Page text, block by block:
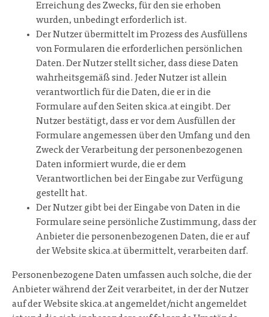
Erreichung des Zwecks, für den sie erhoben
wurden, unbedingt erforderlich ist.
Der Nutzer übermittelt im Prozess des Ausfüllens
von Formularen die erforderlichen persönlichen
Daten. Der Nutzer stellt sicher, dass diese Daten
wahrheitsgemäß sind. Jeder Nutzer ist allein
verantwortlich für die Daten, die er in die
Formulare auf den Seiten skica.at eingibt. Der
Nutzer bestätigt, dass er vor dem Ausfüllen der
Formulare angemessen über den Umfang und den
Zweck der Verarbeitung der personenbezogenen
Daten informiert wurde, die er dem
Verantwortlichen bei der Eingabe zur Verfügung
gestellt hat.
Der Nutzer gibt bei der Eingabe von Daten in die
Formulare seine persönliche Zustimmung, dass der
Anbieter die personenbezogenen Daten, die er auf
der Website skica.at übermittelt, verarbeiten darf.
Personenbezogene Daten umfassen auch solche, die der
Anbieter während der Zeit verarbeitet, in der der Nutzer
auf der Website skica.at angemeldet/nicht angemeldet